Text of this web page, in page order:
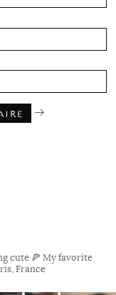
cute 🍕 My favorite
France